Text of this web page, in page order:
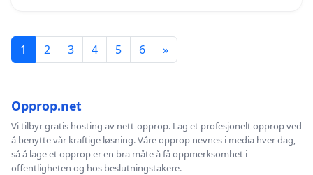
1 2 3 4 5 6 »
Opprop.net
Vi tilbyr gratis hosting av nett-opprop. Lag et profesjonelt opprop ved
å benytte vår kraftige løsning. Våre opprop nevnes i media hver dag,
så å lage et opprop er en bra måte å få oppmerksomhet i
offentligheten og hos beslutningstakere.